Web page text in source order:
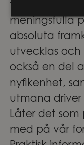
framtidens
meningsfulla
absoluta
utvecklas och
också en del
nyfikenhet,
utmana driver
Låter det som
med på vår